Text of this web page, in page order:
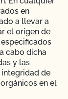
en
a llevar a
el origen de
cabo dicha
y las
de
en el